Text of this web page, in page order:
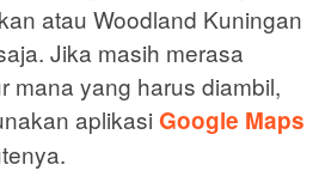
atau Woodland Kuningan
Jika masih merasa
mana yang harus diambil,
aplikasi Google Maps